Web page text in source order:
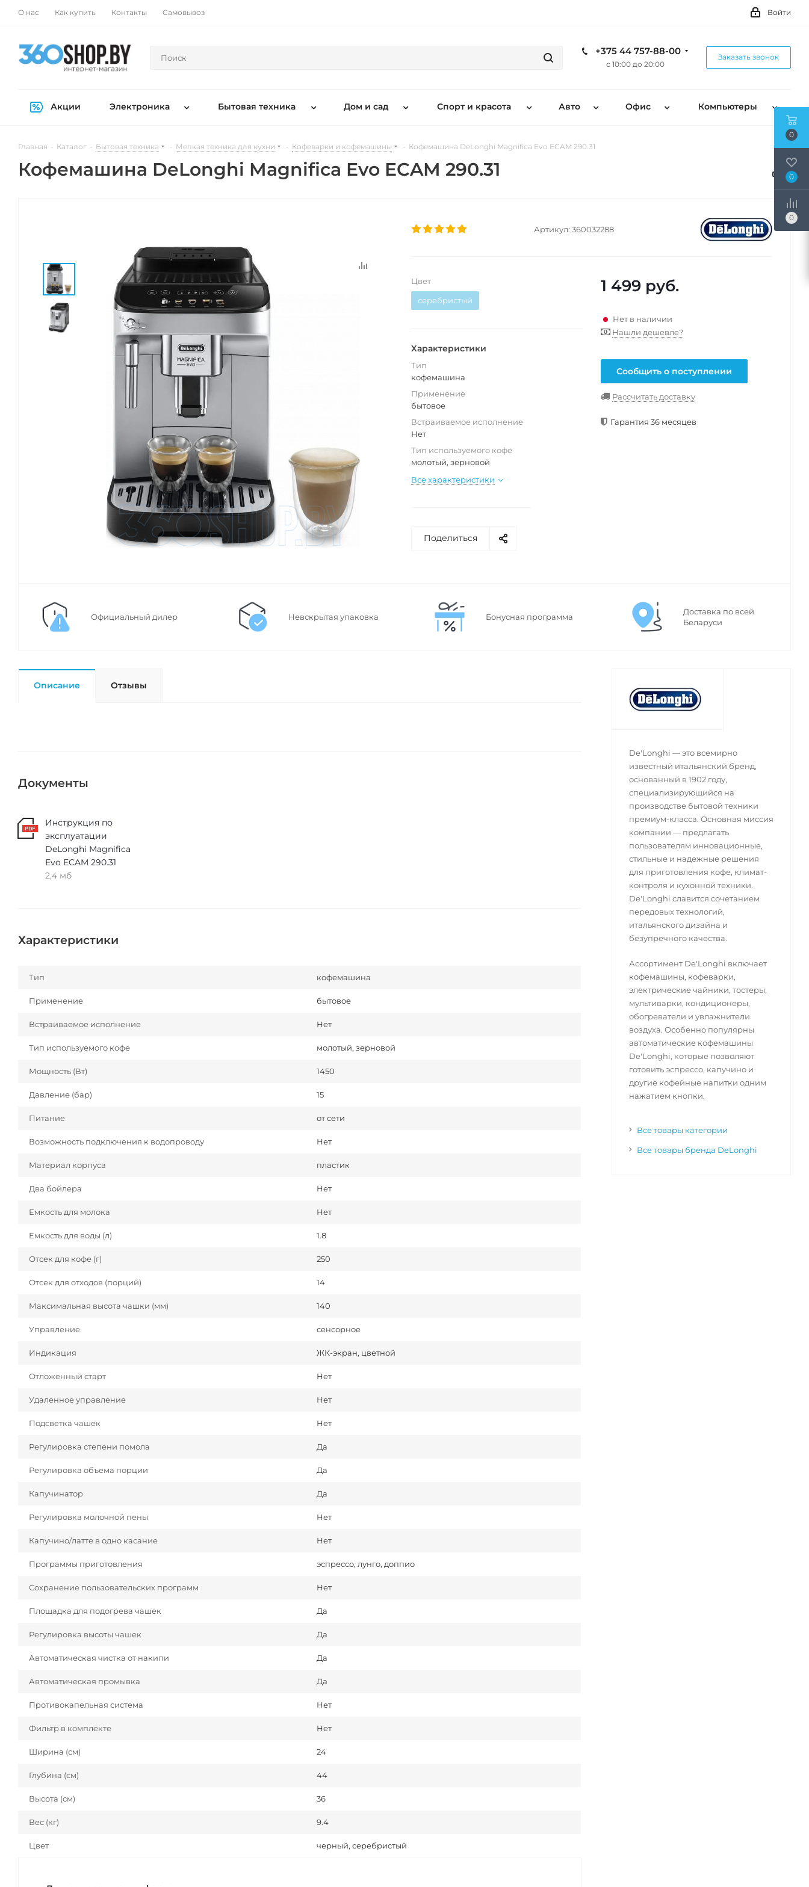
О нас Как купить Контакты Самовывоз Войти
+375 44 757-88-00
с 10:00 до 20:00
Заказать звонок
Акции Электроника Бытовая техника Дом и сад Спорт и красота Авто Офис Компьютеры
Главная - Каталог - Бытовая техника - Мелкая техника для кухни - Кофеварки и кофемашины - Кофемашина DeLonghi Magnifica Evo ECAM 290.31
Кофемашина DeLonghi Magnifica Evo ECAM 290.31
Артикул: 360032288
Цвет
серебристый
Характеристики
Тип
кофемашина
Применение
бытовое
Встраиваемое исполнение
Нет
Тип используемого кофе
молотый, зерновой
Все характеристики
1 499 руб.
Нет в наличии
Нашли дешевле?
Сообщить о поступлении
Рассчитать доставку
Гарантия 36 месяцев
Поделиться
Официальный дилер Невскрытая упаковка Бонусная программа
Доставка по всей
Беларуси
Описание Отзывы
Документы
Инструкция по
эксплуатации
DeLonghi Magnifica
Evo ECAM 290.31
2,4 мб
Характеристики
Тип кофемашина
Применение бытовое
Встраиваемое исполнение Нет
Тип используемого кофе молотый, зерновой
Мощность (Вт) 1450
Давление (бар) 15
Питание от сети
Возможность подключения к водопроводу Нет
Материал корпуса пластик
Два бойлера Нет
Емкость для молока Нет
Емкость для воды (л) 1.8
Отсек для кофе (г) 250
Отсек для отходов (порций) 14
Максимальная высота чашки (мм) 140
Управление сенсорное
Индикация ЖК-экран, цветной
Отложенный старт Нет
Удаленное управление Нет
Подсветка чашек Нет
Регулировка степени помола Да
Регулировка объема порции Да
Капучинатор Да
Регулировка молочной пены Нет
Капучино/латте в одно касание Нет
Программы приготовления эспрессо, лунго, доппио
Сохранение пользовательских программ Нет
Площадка для подогрева чашек Да
Регулировка высоты чашек Да
Автоматическая чистка от накипи Да
Автоматическая промывка Да
Противокапельная система Нет
Фильтр в комплекте Нет
Ширина (см) 24
Глубина (см) 44
Высота (см) 36
Вес (кг) 9.4
Цвет черный, серебристый
De'Longhi — это всемирно
известный итальянский бренд,
основанный в 1902 году,
специализирующийся на
производстве бытовой техники
премиум-класса. Основная миссия
компании — предлагать
пользователям инновационные,
стильные и надежные решения
для приготовления кофе, климат-
контроля и кухонной техники.
De'Longhi славится сочетанием
передовых технологий,
итальянского дизайна и
безупречного качества.
Ассортимент De'Longhi включает
кофемашины, кофеварки,
электрические чайники, тостеры,
мультиварки, кондиционеры,
обогреватели и увлажнители
воздуха. Особенно популярны
автоматические кофемашины
De'Longhi, которые позволяют
готовить эспрессо, капучино и
другие кофейные напитки одним
нажатием кнопки.
Все товары категории
Все товары бренда DeLonghi
0
0
0